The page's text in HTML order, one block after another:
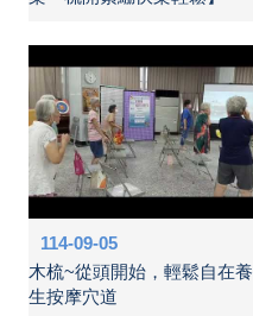
114-09-05
木梳~從頭開始，輕鬆自在養
生按摩穴道